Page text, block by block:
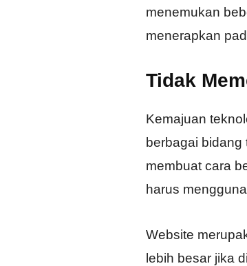
menemukan
menerapkan
Tidak
Kemajuan
berbagai bidang
membuat cara
harus
Website
lebih besar jika